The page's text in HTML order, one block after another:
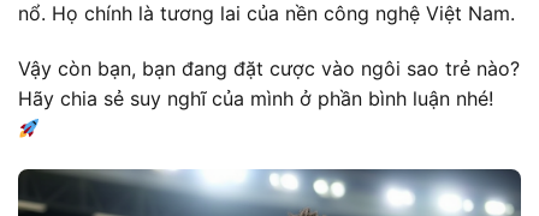
nổ. Họ chính là tương lai của nền công nghệ Việt Nam.
Vậy còn bạn, bạn đang đặt cược vào ngôi sao trẻ nào?
Hãy chia sẻ suy nghĩ của mình ở phần bình luận nhé!